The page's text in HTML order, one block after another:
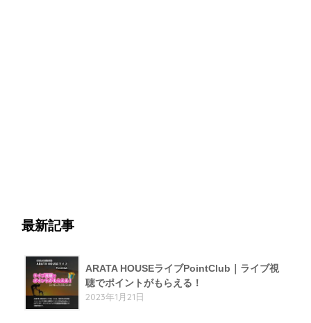
最新記事
ARATA HOUSEライブPointClub｜ライブ視
聴でポイントがもらえる！
2023年1月21日